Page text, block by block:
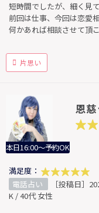
短時間でしたが、細く見
前回は仕事、今回は恋愛
何かあれば相談させて頂
片思い
本日16:00～予約OK
恩
満足度：
電話占い
［投稿日］
K / 40代 女性